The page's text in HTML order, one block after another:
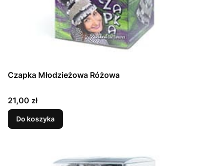
Czapka Młodzieżowa Różowa
Cena
21,00 zł
Do koszyka